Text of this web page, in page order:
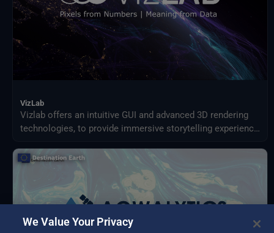
VizLab
Vizlab offers an intuitive GUI and advanced 3D rendering
technologies, to provide immersive storytelling experience
complex data sets accessible and understandable to a
broad audience.
We Value Your Privacy